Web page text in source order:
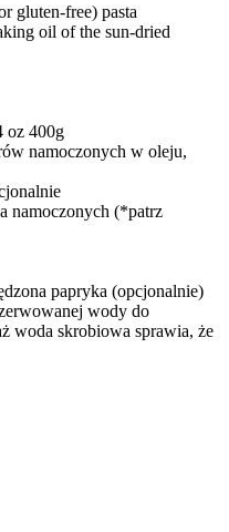
gluten-free) pasta
oil of the sun-dried
oz 400g
namoczonych w oleju,
namoczonych (*patrz
papryka (opcjonalnie)
wody do
woda skrobiowa sprawia, że